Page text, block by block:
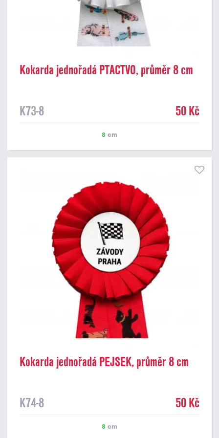
Kokarda jednořadá PTACTVO, průměr 8 cm
K73-8 50 Kč
8 cm
Kokarda jednořadá PEJSEK, průměr 8 cm
K74-8 50 Kč
8 cm